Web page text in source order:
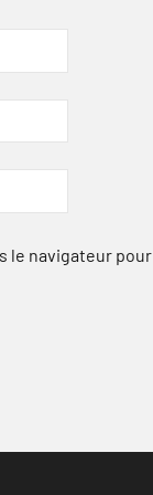
navigateur